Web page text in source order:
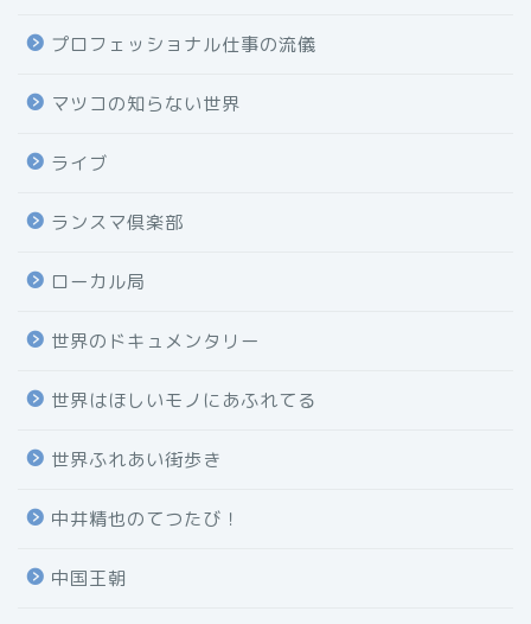
プロフェッショナル仕事の流儀
マツコの知らない世界
ライブ
ランスマ倶楽部
ローカル局
世界のドキュメンタリー
世界はほしいモノにあふれてる
世界ふれあい街歩き
中井精也のてつたび！
中国王朝